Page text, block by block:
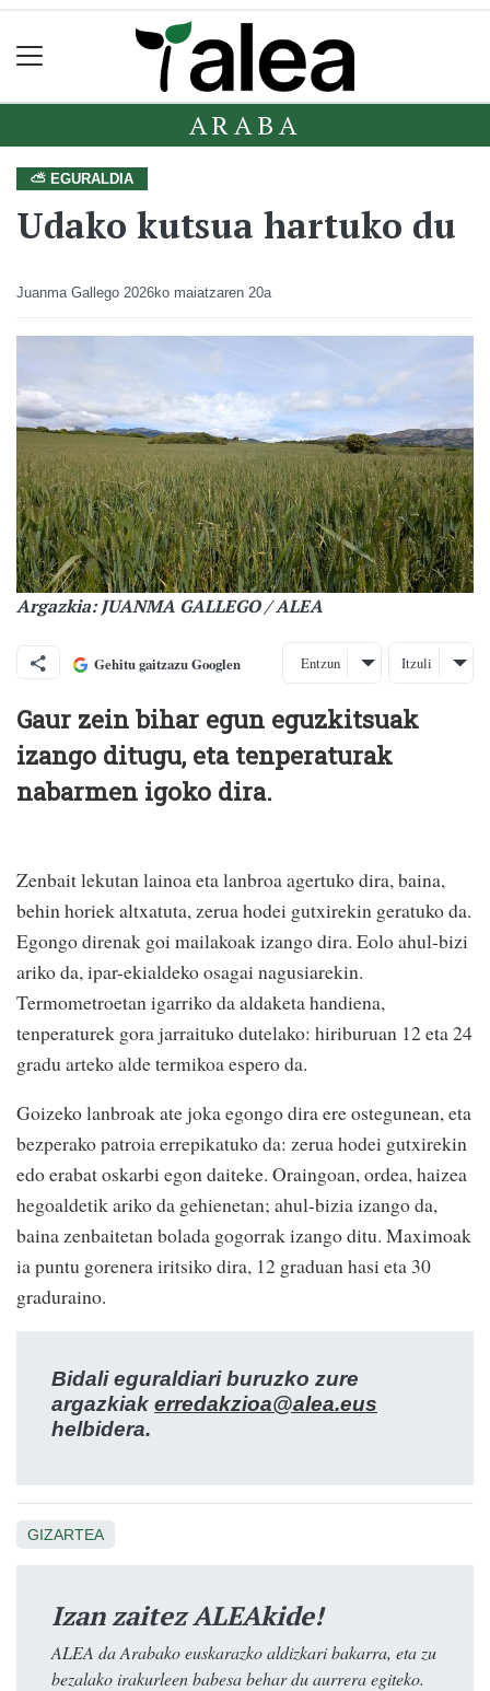
ARABA
⛅ EGURALDIA
Udako kutsua hartuko du
Juanma Gallego 2026ko maiatzaren 20a
Argazkia: JUANMA GALLEGO / ALEA
Gehitu gaitzazu Googlen Entzun Itzuli
Gaur zein bihar egun eguzkitsuak
izango ditugu, eta tenperaturak
nabarmen igoko dira.
Zenbait lekutan lainoa eta lanbroa agertuko dira, baina,
behin horiek altxatuta, zerua hodei gutxirekin geratuko da.
Egongo direnak goi mailakoak izango dira. Eolo ahul-bizi
ariko da, ipar-ekialdeko osagai nagusiarekin.
Termometroetan igarriko da aldaketa handiena,
tenperaturek gora jarraituko dutelako: hiriburuan 12 eta 24
gradu arteko alde termikoa espero da.
Goizeko lanbroak ate joka egongo dira ere ostegunean, eta
bezperako patroia errepikatuko da: zerua hodei gutxirekin
edo erabat oskarbi egon daiteke. Oraingoan, ordea, haizea
hegoaldetik ariko da gehienetan; ahul-bizia izango da,
baina zenbaitetan bolada gogorrak izango ditu. Maximoak
ia puntu gorenera iritsiko dira, 12 graduan hasi eta 30
graduraino.
Bidali eguraldiari buruzko zure
argazkiak erredakzioa@alea.eus
helbidera.
GIZARTEA
Izan zaitez ALEAkide!
ALEA da Arabako euskarazko aldizkari bakarra, eta zu
bezalako irakurleen babesa behar du aurrera egiteko.